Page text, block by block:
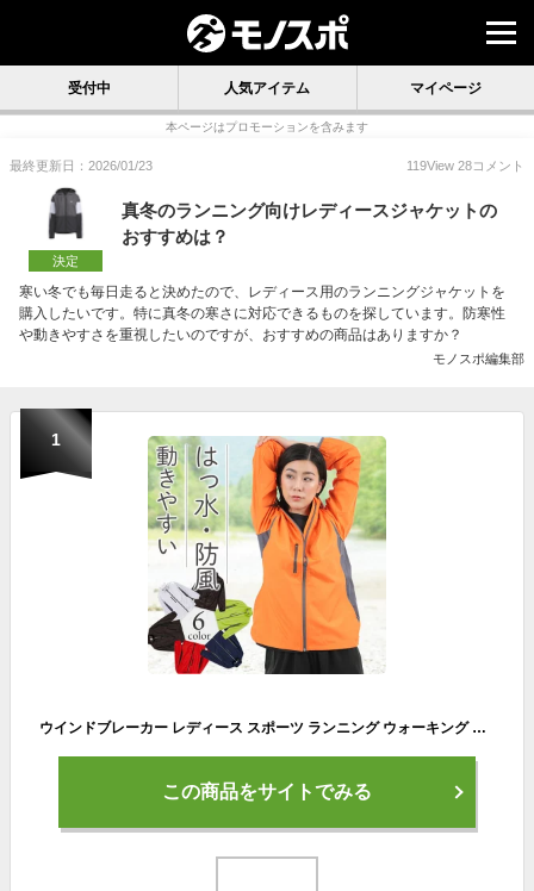
受付中 人気アイテム マイページ
本ページはプロモーションを含みます
最終更新日：2026/01/23 119View 28コメント
決定
真冬のランニング向けレディースジャケットの
おすすめは？
寒い冬でも毎日走ると決めたので、レディース用のランニングジャケットを
購入したいです。特に真冬の寒さに対応できるものを探しています。防寒性
や動きやすさを重視したいのですが、おすすめの商品はありますか？
モノスポ編集部
1
ウインドブレーカー レディース スポーツ ランニング ウォーキング ジョギング 撥水 はっ水 防風 防水 ストレッチ 裾フラシ ポリエステル100% 春秋冬 反射素材 蛍光 ウィンドブレーカー ナイロンジャケット ナイロンパーカー マウンテンパーカー スタンドジャケット 7068
この商品をサイトでみる